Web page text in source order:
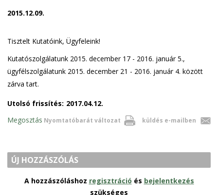
2015.12.09.
Tisztelt Kutatóink, Ügyfeleink!
Kutatószolgálatunk 2015. december 17 - 2016. január 5.,
ügyfélszolgálatunk 2015. december 21 - 2016. január 4. között
zárva tart.
Utolsó frissítés: 2017.04.12.
Nyomtatóbarát változat küldés e-mailben
Megosztás
ÚJ HOZZÁSZÓLÁS
A hozzászóláshoz regisztráció és bejelentkezés
szükséges